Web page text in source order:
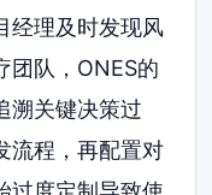
经理及时发现风
团队，ONES的
溯关键决策过
流程，再配置对